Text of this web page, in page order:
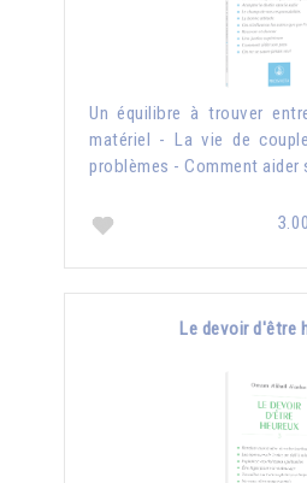
Un équilibre à trouver
matériel - La vie de
problèmes - Comment aider
Le devoir d'être